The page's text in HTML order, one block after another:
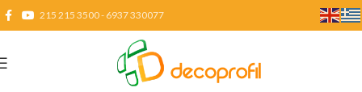
215 215 3500 - 6937 330077